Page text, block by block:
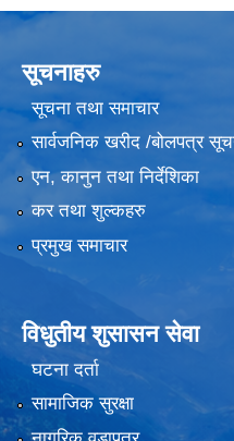
सूचनाहरु
सूचना तथा समाचार
सार्वजनिक खरीद /बोलपत्र
एन, कानुन तथा निर्देशिका
कर तथा शुल्कहरु
प्रमुख समाचार
विधुतीय शुसासन सेवा
घटना दर्ता
सामाजिक सुरक्षा